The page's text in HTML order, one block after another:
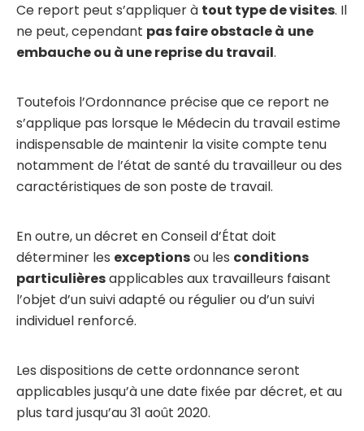
Ce report peut s’appliquer à tout type de visites. Il
ne peut, cependant pas faire obstacleà une
embauche ou à une reprise du travail.
Toutefois l’Ordonnance précise que ce report ne
s’applique pas lorsque le Médecin du travail estime
indispensable de maintenir la visite compte tenu
notamment de l’état de santé du travailleur ou des
caractéristiques de son poste de travail.
En outre, un décret en Conseil d’État doit
déterminer les exceptionsou les conditions
particulièresapplicables aux travailleurs faisant
l’objet d’un suivi adapté ou régulier ou d’un suivi
individuel renforcé.
Les dispositions de cette ordonnance seront
applicables jusqu’à une date fixée par décret, et au
plus tard jusqu’au 31 août 2020.